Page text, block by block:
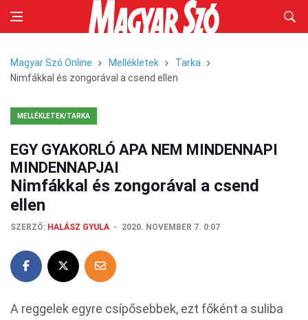
Magyar Szó Online Mellékletek
Tarka
Nimfákkal és zongorával a csend ellen
MELLÉKLETEK/TARKA
EGY GYAKORLÓ APA NEM MINDENNAPI
MINDENNAPJAI
Nimfákkal és zongorával a csend
ellen
SZERZŐ: HALÁSZ GYULA 2020. NOVEMBER 7. 0:07
A reggelek egyre csípősebbek, ezt főként a suliba